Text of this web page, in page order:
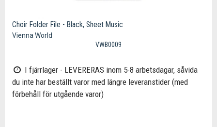
Choir Folder File - Black, Sheet Music
Vienna World
VWB0009
I fjärrlager - LEVERERAS inom 5-8 arbetsdagar, såvida
du inte har beställt varor med längre leveranstider (med
förbehåll för utgående varor)